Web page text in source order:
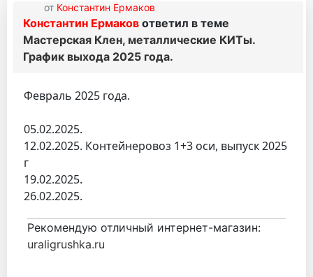
от Константин Ермаков
Константин Ермаков ответил в теме
Мастерская Клен, металлические КИТы.
График выхода 2025 года.
Февраль 2025 года.
05.02.2025.
12.02.2025. Контейнеровоз 1+3 оси, выпуск 2025
г
19.02.2025.
26.02.2025.
Рекомендую отличный интернет-магазин:
uraligrushka.ru